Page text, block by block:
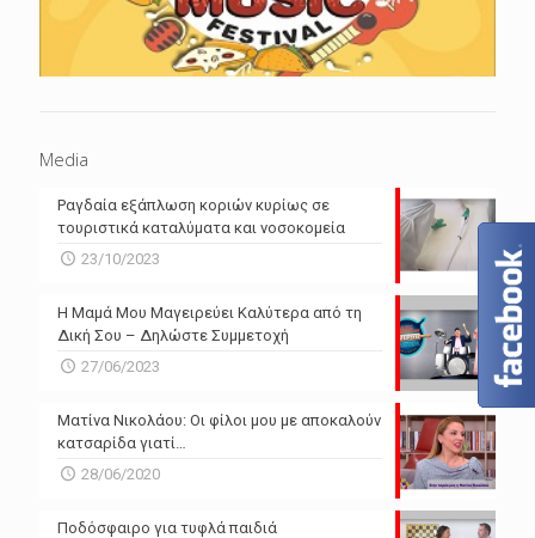
Media
Ραγδαία εξάπλωση κοριών κυρίως σε
τουριστικά καταλύματα και νοσοκομεία
23/10/2023
Η Μαμά Μου Μαγειρεύει Καλύτερα από τη
Δική Σου – Δηλώστε Συμμετοχή
27/06/2023
Ματίνα Νικολάου: Οι φίλοι μου με αποκαλούν
κατσαρίδα γιατί…
28/06/2020
Ποδόσφαιρο για τυφλά παιδιά